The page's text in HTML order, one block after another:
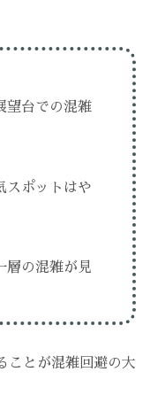
望台での混雑
スポットはや
層の混雑が見
ことが混雑回避の大